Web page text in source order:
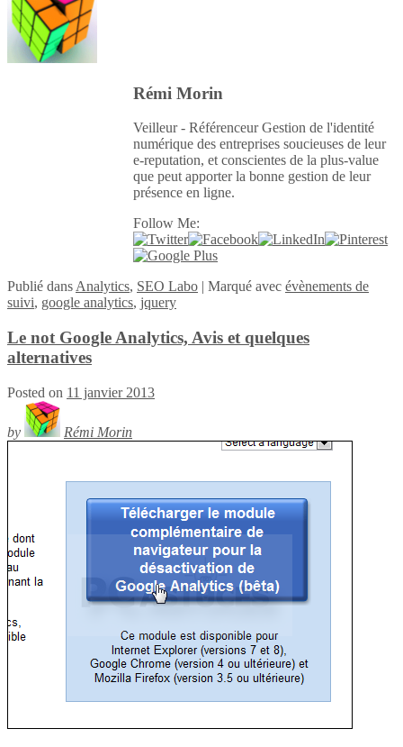
Rémi Morin
Veilleur - Référenceur Gestion de l'identité
numérique des entreprises soucieuses de leur
e-reputation, et conscientes de la plus-value
que peut apporter la bonne gestion de leur
présence en ligne.
Follow Me:
Publié dans Analytics, SEO Labo | Marqué avec évènements de
suivi, google analytics, jquery
Le not Google Analytics, Avis et quelques
alternatives
Posted on 11 janvier 2013
by Rémi Morin